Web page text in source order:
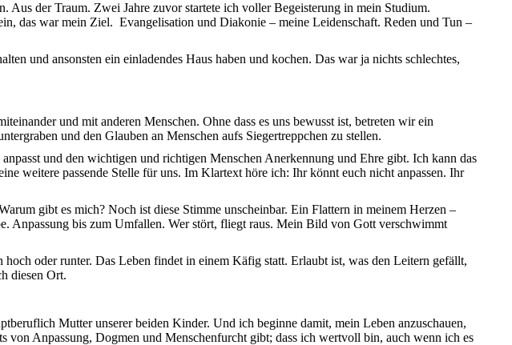
Aus der Traum. Zwei Jahre zuvor startete ich voller Begeisterung in mein Studium.
das war mein Ziel. Evangelisation und Diakonie – meine Leidenschaft. Reden und Tun –
und ansonsten ein einladendes Haus haben und kochen. Das war ja nichts schlechtes,
und mit anderen Menschen. Ohne dass es uns bewusst ist, betreten wir ein
und den Glauben an Menschen aufs Siegertreppchen zu stellen.
und den wichtigen und richtigen Menschen Anerkennung und Ehre gibt. Ich kann das
weitere passende Stelle für uns. Im Klartext höre ich: Ihr könnt euch nicht anpassen. Ihr
gibt es mich? Noch ist diese Stimme unscheinbar. Ein Flattern in meinem Herzen –
Anpassung bis zum Umfallen. Wer stört, fliegt raus. Mein Bild von Gott verschwimmt
oder runter. Das Leben findet in einem Käfig statt. Erlaubt ist, was den Leitern gefällt,
diesen Ort.
Mutter unserer beiden Kinder. Und ich beginne damit, mein Leben anzuschauen,
von Anpassung, Dogmen und Menschenfurcht gibt; dass ich wertvoll bin, auch wenn ich es